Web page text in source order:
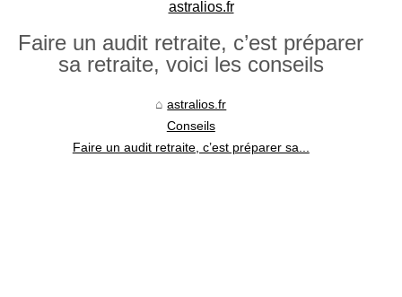
Faire un audit retraite, c’est préparer
sa retraite, voici les conseils
astralios.fr
Conseils
Faire un audit retraite, c’est préparer sa...
astralios.fr